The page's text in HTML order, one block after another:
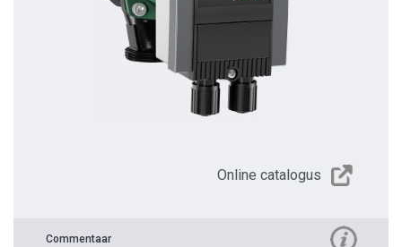
Online catalogus
Commentaar